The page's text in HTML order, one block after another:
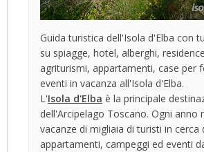
Guida turistica dell'Isola d'Elba con
su spiagge, hotel, alberghi,
agriturismi, appartamenti, case per
eventi in vacanza all'Isola d'Elba.
L'Isola d'Elba è la principale
dell'Arcipelago Toscano. Ogni anno
vacanze di migliaia di turisti in cerca
appartamenti, campeggi ed eventi